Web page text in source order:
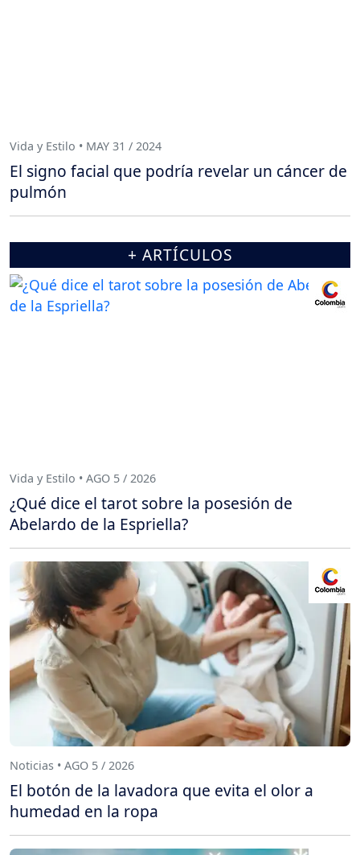
Vida y Estilo • MAY 31 / 2024
El signo facial que podría revelar un cáncer de
pulmón
+ ARTÍCULOS
Vida y Estilo • AGO 5 / 2026
¿Qué dice el tarot sobre la posesión de
Abelardo de la Espriella?
Noticias • AGO 5 / 2026
El botón de la lavadora que evita el olor a
humedad en la ropa